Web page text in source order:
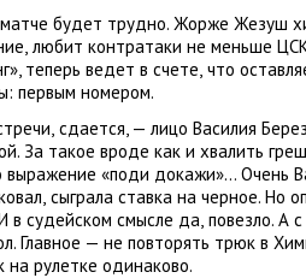
будет трудно. Жорже Жезуш
, любит контратаки не меньше
теперь ведет в счете, что
первым номером.
, сдается, — лицо Василия
За такое вроде как и хвалить
выражение «поди докажи»… Очень
, сыграла ставка на черное. Но
в судейском смысле да, повезло. А
Главное — не повторять трюк в
на рулетке одинаково.